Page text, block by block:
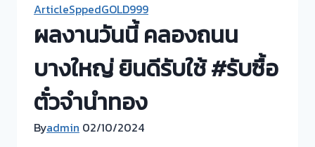
ArticleSppedGOLD999
ผลงานวันนี้ คลองถนน
บางใหญ่ ยินดีรับใช้ #รับซื้อ
ตั๋วจำนำทอง
Byadmin 02/10/2024